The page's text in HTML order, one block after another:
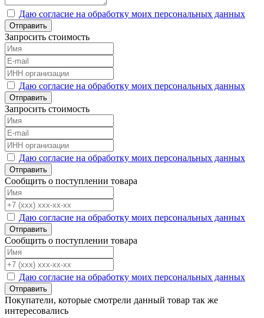
Даю согласие на обработку моих персональных данных
Отправить
Запросить стоимость
Даю согласие на обработку моих персональных данных
Отправить
Запросить стоимость
Даю согласие на обработку моих персональных данных
Отправить
Сообщить о поступлении товара
Даю согласие на обработку моих персональных данных
Отправить
Сообщить о поступлении товара
Даю согласие на обработку моих персональных данных
Отправить
Покупатели, которые смотрели данный товар так же
интересовались